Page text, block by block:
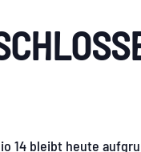
14 bleibt heute